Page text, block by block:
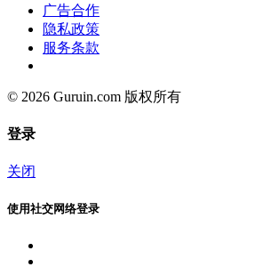
广告合作
隐私政策
服务条款
© 2026 Guruin.com 版权所有
登录
关闭
使用社交网络登录